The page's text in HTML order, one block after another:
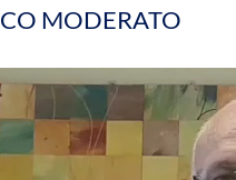
MODERATO